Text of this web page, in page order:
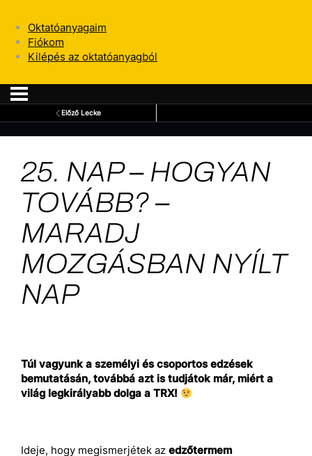
Oktatóanyagaim
Fiókom
Kilépés az oktatóanyagból
Előző Lecke
25. NAP – HOGYAN
TOVÁBB? –
MARADJ
MOZGÁSBAN NYÍLT
NAP
Túl vagyunk a személyi és csoportos edzések
bemutatásán, továbbá azt is tudjátok már, miért a
világ legkirályabb dolga a TRX!
Ideje, hogy megismerjétek az edzőtermem